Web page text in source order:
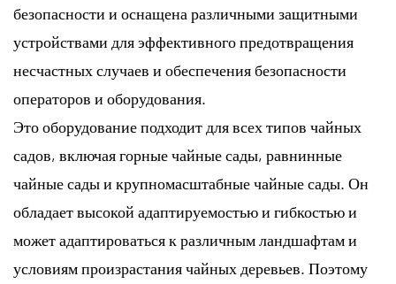
безопасности и оснащена различными защитными
устройствами для эффективного предотвращения
несчастных случаев и обеспечения безопасности
операторов и оборудования.
Это оборудование подходит для всех типов чайных
садов, включая горные чайные сады, равнинные
чайные сады и крупномасштабные чайные сады. Он
обладает высокой адаптируемостью и гибкостью и
может адаптироваться к различным ландшафтам и
условиям произрастания чайных деревьев. Поэтому